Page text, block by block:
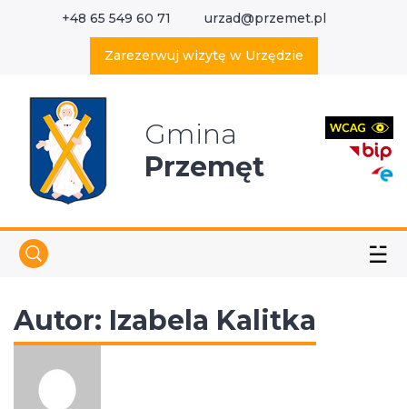
+48 65 549 60 71 urzad@przemet.pl
Zarezerwuj wizytę w Urzędzie
Gmina
Przemęt
☱
Autor: Izabela Kalitka
Wyszukaj w serwisie